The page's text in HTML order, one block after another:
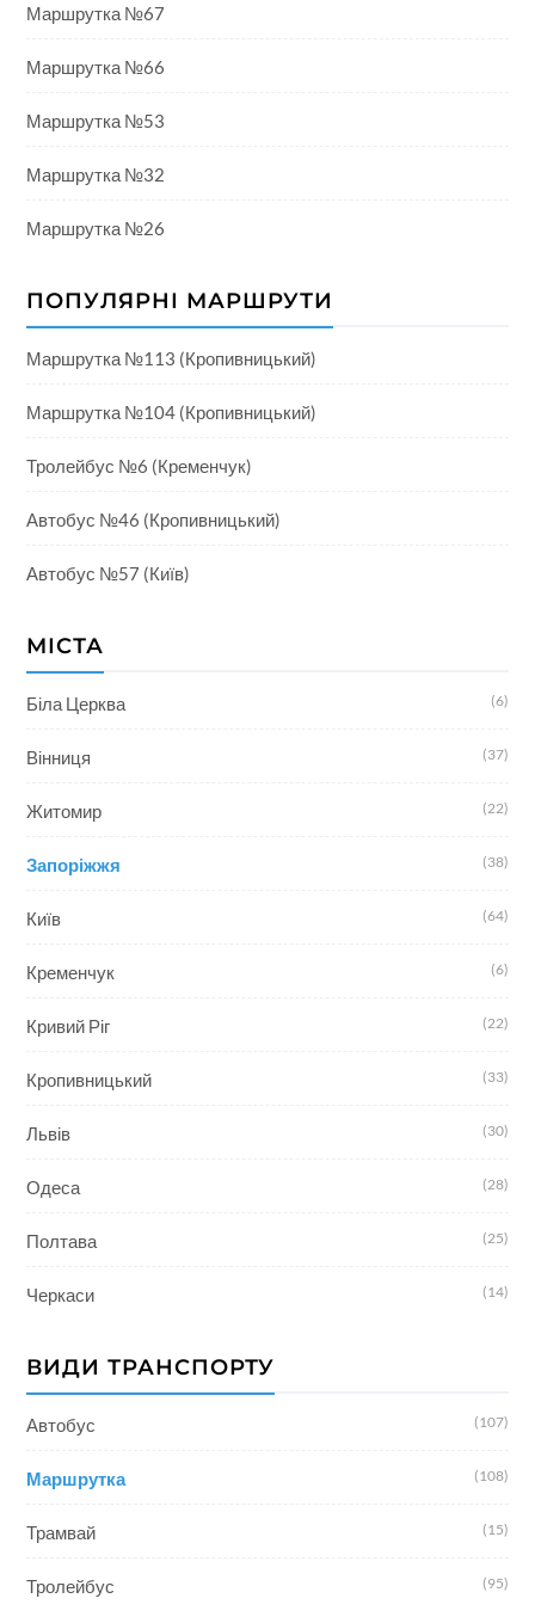
Маршрутка №67
Маршрутка №66
Маршрутка №53
Маршрутка №32
Маршрутка №26
ПОПУЛЯРНІ МАРШРУТИ
Маршрутка №113 (Кропивницький)
Маршрутка №104 (Кропивницький)
Тролейбус №6 (Кременчук)
Автобус №46 (Кропивницький)
Автобус №57 (Київ)
МІСТА
Біла Церква (6)
Вінниця (37)
Житомир (22)
Запоріжжя (38)
Київ (64)
Кременчук (6)
Кривий Ріг (22)
Кропивницький (33)
Львів (30)
Одеса (28)
Полтава (25)
Черкаси (14)
ВИДИ ТРАНСПОРТУ
Автобус (107)
Маршрутка (108)
Трамвай (15)
Тролейбус (95)